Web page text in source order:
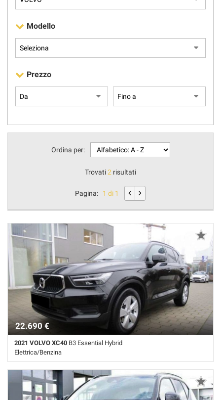
Modello
Prezzo
Ordina per:
Trovati2 risultati
Pagina: 1 di 1
22.690 €
2021 VOLVO XC40 B3 Essential Hybrid
Elettrica/Benzina
75.000 Km • Cambio Automatico (8) • Nero pastello • 5 Porte • ABS •
Airbag • Airbag laterali • Airbag Passeggero • Airbag testa •
Alzacristalli elettrici • Autoradio • Autoradio digitale • Bluetooth •
Boardcomputer • Bracciolo • Cerchi in lega • Chiusura centralizzata •